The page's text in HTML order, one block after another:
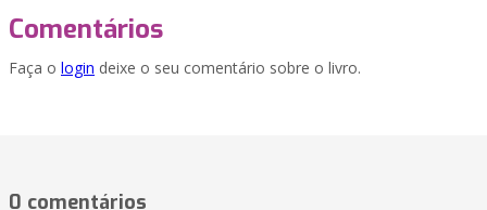
Comentários
Faça o login deixe o seu comentário sobre o livro.
0 comentários